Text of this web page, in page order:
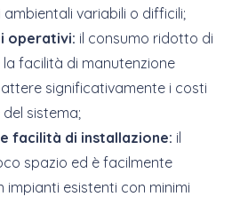
variabili o difficili;
operativi: il consumo ridotto di
facilità di manutenzione
significativamente i costi
sistema;
facilità di installazione: il
spazio ed è facilmente
impianti esistenti con minimi